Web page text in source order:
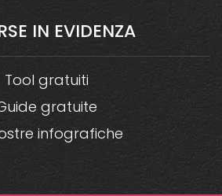
IN EVIDENZA
Tool gratuiti
gratuite
infografiche